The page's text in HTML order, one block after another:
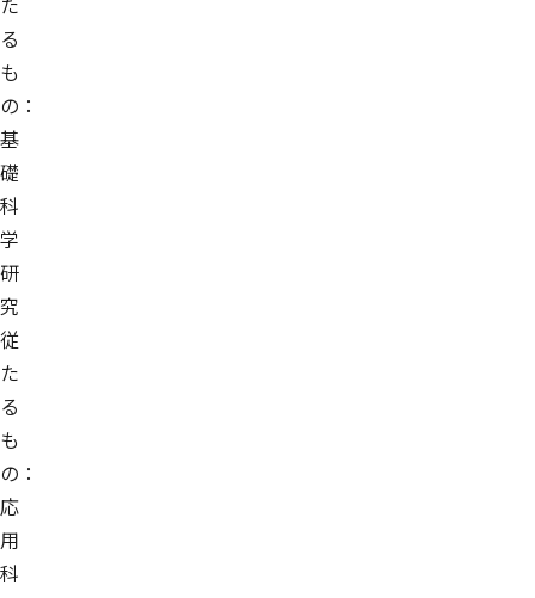
る
も
の：
基
礎
科
学
研
究
従
た
る
も
の：
応
用
科